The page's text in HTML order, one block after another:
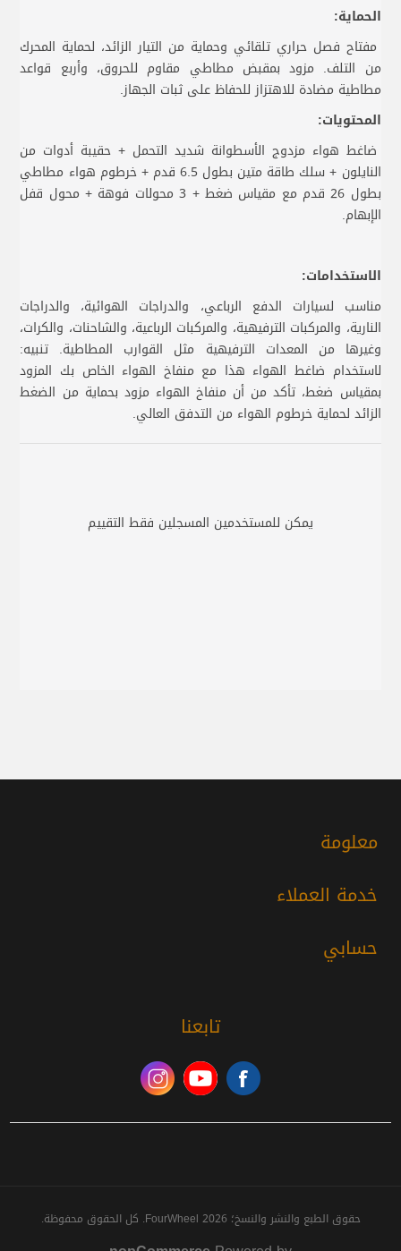
الحماية:
مفتاح فصل حراري تلقائي وحماية من التيار الزائد، لحماية المحرك
من التلف. مزود بمقبض مطاطي مقاوم للحروق، وأربع قواعد
مطاطية مضادة للاهتزاز للحفاظ على ثبات الجهاز.
المحتويات:
ضاغط هواء مزدوج الأسطوانة شديد التحمل + حقيبة أدوات من
النايلون + سلك طاقة متين بطول 6.5 قدم + خرطوم هواء مطاطي
بطول 26 قدم مع مقياس ضغط + 3 محولات فوهة + محول قفل
الإبهام.
الاستخدامات:
مناسب لسيارات الدفع الرباعي، والدراجات الهوائية، والدراجات
النارية، والمركبات الترفيهية، والمركبات الرباعية، والشاحنات، والكرات،
وغيرها من المعدات الترفيهية مثل القوارب المطاطية. تنبيه:
لاستخدام ضاغط الهواء هذا مع منفاخ الهواء الخاص بك المزود
بمقياس ضغط، تأكد من أن منفاخ الهواء مزود بحماية من الضغط
الزائد لحماية خرطوم الهواء من التدفق العالي.
يمكن للمستخدمين المسجلين فقط التقييم
معلومة
خدمة العملاء
حسابي
تابعنا
حقوق الطبع والنشر والنسخ؛ 2026 FourWheel. كل الحقوق محفوظة.